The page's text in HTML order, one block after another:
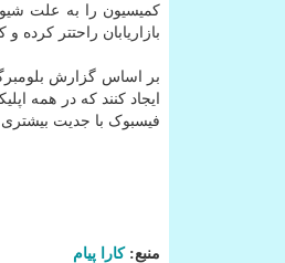
کمیسیون را به علت
بازاریابان راحتتر کرده
بر اساس گزارش
ایجاد کنند که در همه
فیسبوک با جدیت بیشتری
منبع:كارا پیام